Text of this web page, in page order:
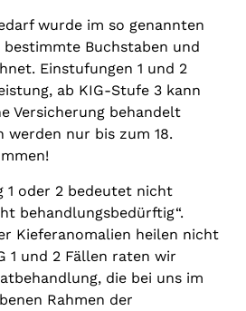
wurde im so genannten
bestimmte Buchstaben und
Einstufungen 1 und 2
ab KIG-Stufe 3 kann
Versicherung behandelt
werden nur bis zum 18.
1 oder 2 bedeutet nicht
behandlungsbedürftig“.
Kieferanomalien heilen nicht
1 und 2 Fällen raten wir
die bei uns im
Rahmen der